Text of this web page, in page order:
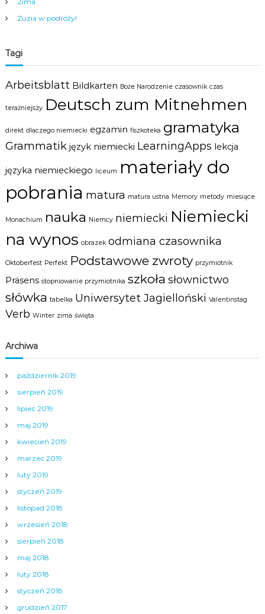
Zuzia w podróży!
Tagi
Arbeitsblatt Bildkarten Boże Narodzenie czasownik czas
teraźniejszy Deutsch zum Mitnehmen
direkt dlaczego niemiecki egzamin fiszkoteka gramatyka
Grammatik język niemiecki LearningApps lekcja
języka niemieckiego liceum
materiały do
pobrania matura matura ustna Memory metody miesiące
Monachium nauka Niemcy niemiecki Niemiecki
na wynos obrazek odmiana czasownika
Oktoberfest Perfekt Podstawowe zwroty przymiotnik
Präsens stopniowanie przymiotnika szkoła słownictwo
słówka tabelka Uniwersytet Jagielloński Valentinstag
Verb Winter zima święta
Archiwa
październik 2019
sierpień 2019
lipiec 2019
maj 2019
kwiecień 2019
marzec 2019
luty 2019
styczeń 2019
listopad 2018
wrzesień 2018
sierpień 2018
maj 2018
luty 2018
styczeń 2018
grudzień 2017